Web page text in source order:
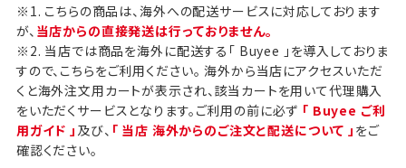
※1. こちらの商品は、海外への配送サービスに対応しております
が、 当店からの直接発送は行っておりません。
※2. 当店では商品を海外に配送する「 Buyee 」を導入しておりま
すので、こちらをご利用ください。 海外から当店にアクセスいただ
くと海外注文用カートが表示され、該当カートを用いて代理購入
をいただくサービスとなります。ご利用の前に必ず 「 Buyee ご利
用ガイド 」 及び、 「 当店 海外からのご注文と配送について 」 をご
確認ください。